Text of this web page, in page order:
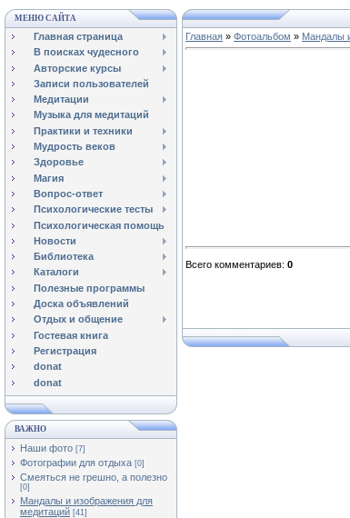
МЕНЮ САЙТА
Главная страница
В поисках чудесного
Авторские курсы
Записи пользователей
Медитации
Музыка для медитаций
Практики и техники
Мудрость веков
Здоровье
Магия
Вопрос-ответ
Психологические тесты
Психологическая помощь
Новости
Библиотека
Каталоги
Полезные программы
Доска объявлений
Отдых и общение
Гостевая книга
Регистрация
donat
donat
ВАЖНО
Наши фото [7]
Фотографии для отдыха [0]
Смеяться не грешно, а полезно
[0]
Мандалы и изображения для
медитаций [41]
Главная » Фотоальбом » Мандалы
Всего комментариев: 0